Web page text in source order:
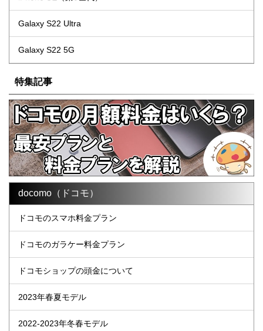
Galaxy S22 Ultra
Galaxy S22 5G
特集記事
docomo（ドコモ）
ドコモのスマホ料金プラン
ドコモのガラケー料金プラン
ドコモショップの頭金について
2023年春夏モデル
2022-2023年冬春モデル